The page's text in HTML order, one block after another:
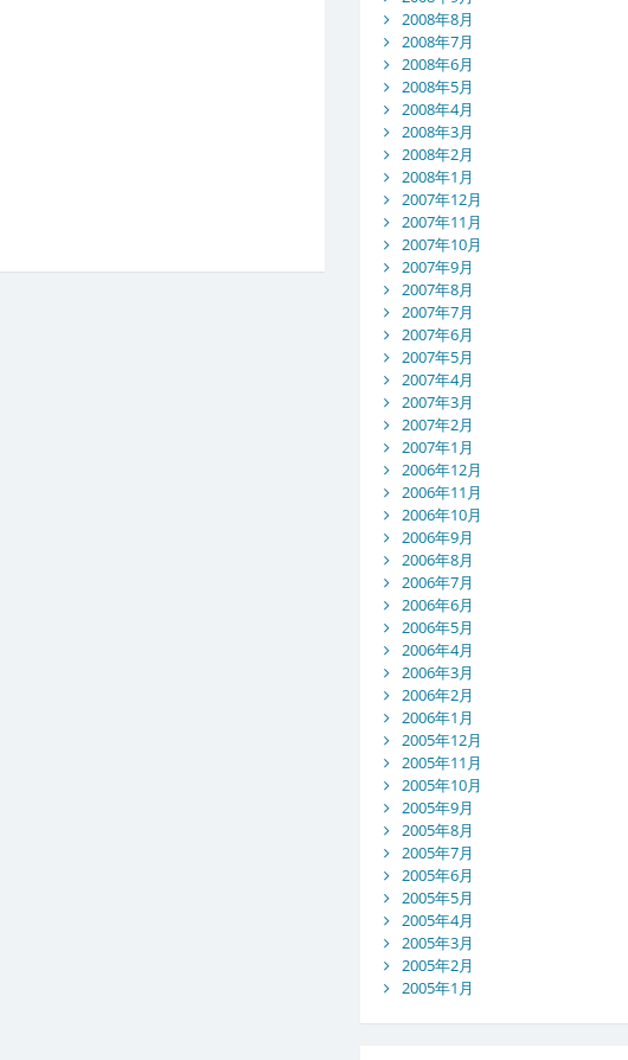
2008年8月
2008年7月
2008年6月
2008年5月
2008年4月
2008年3月
2008年2月
2008年1月
2007年12月
2007年11月
2007年10月
2007年9月
2007年8月
2007年7月
2007年6月
2007年5月
2007年4月
2007年3月
2007年2月
2007年1月
2006年12月
2006年11月
2006年10月
2006年9月
2006年8月
2006年7月
2006年6月
2006年5月
2006年4月
2006年3月
2006年2月
2006年1月
2005年12月
2005年11月
2005年10月
2005年9月
2005年8月
2005年7月
2005年6月
2005年5月
2005年4月
2005年3月
2005年2月
2005年1月